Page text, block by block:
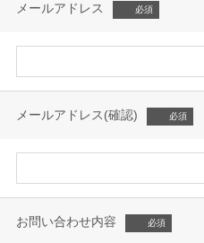
メールアドレス
メールアドレス(確認)
お問い合わせ内容